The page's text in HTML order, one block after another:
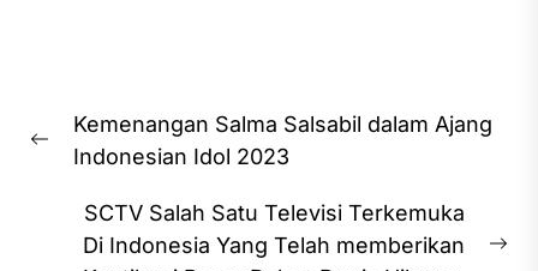
navigation
Previous
Kemenangan Salma Salsabil dalam Ajang
Indonesian Idol 2023
SCTV Salah Satu Televisi Terkemuka
Di Indonesia Yang Telah memberikan